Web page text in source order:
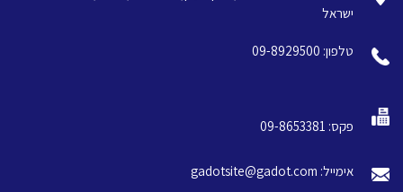
ישראל
טלפון: 09-8929500
פקס: 09-8653381
אימייל: gadotsite@gadot.com